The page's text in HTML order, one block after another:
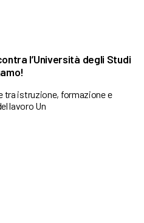
l’Università degli Studi
tra istruzione, formazione e
lavoro Un